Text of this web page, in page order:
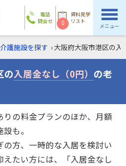
電話
問合せ
資料見学
リスト
0 メニュー
護施設を探す ›大阪府大阪市港区の 入
の入居金なし（0円） の老
の料金プランのほか、月額
も。
方、一時的な入居を検討い
たい方には、「入居金なし